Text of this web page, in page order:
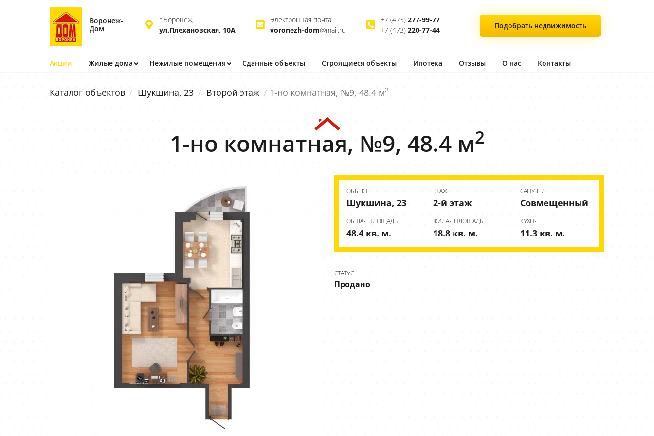
Воронеж-
Дом
Подобрать недвижимость
г.Воронеж,
ул.Плехановская, 10А
Электронная почта
voronezh-dom@mail.ru
+7 (473) 277-99-77
+7 (473) 220-77-44
Акции Жилые дома Нежилые помещения Сданные объекты Строящиеся объекты Ипотека Отзывы О нас Контакты
Каталог объектов Шукшина, 23 Второй этаж 1-но комнатная, №9, 48.4 м2
1-но комнатная, №9, 48.4 м2
ОБЪЕКТ
Шукшина, 23
ЭТАЖ
2-й этаж
CАНУЗЕЛ
Совмещенный
ОБЩАЯ ПЛОЩАДЬ
48.4 кв. м.
ЖИЛАЯ ПЛОЩАДЬ
18.8 кв. м.
КУХНЯ
11.3 кв. м.
СТАТУС
Продано